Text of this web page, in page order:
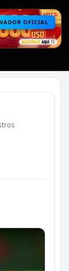
OFICIAL